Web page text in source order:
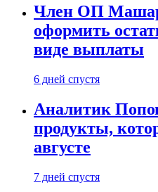
Член ОП
оформить
виде выплаты
6 дней спустя
Аналитик
продукты,
августе
7 дней спустя